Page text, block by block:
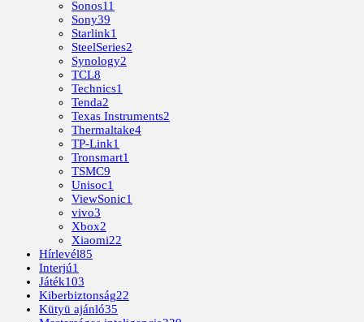
Sonos11
Sony39
Starlink1
SteelSeries2
Synology2
TCL8
Technics1
Tenda2
Texas Instruments2
Thermaltake4
TP-Link1
Tronsmart1
TSMC9
Unisoc1
ViewSonic1
vivo3
Xbox2
Xiaomi22
Hírlevél85
Interjú1
Játék103
Kiberbiztonság22
Kütyü ajánló35